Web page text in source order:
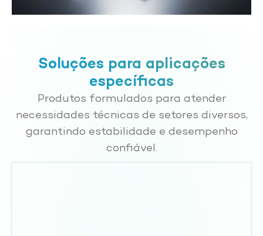
Soluções para aplicações
específicas
Produtos formulados para atender
necessidades técnicas de setores diversos,
garantindo estabilidade e desempenho
confiável.